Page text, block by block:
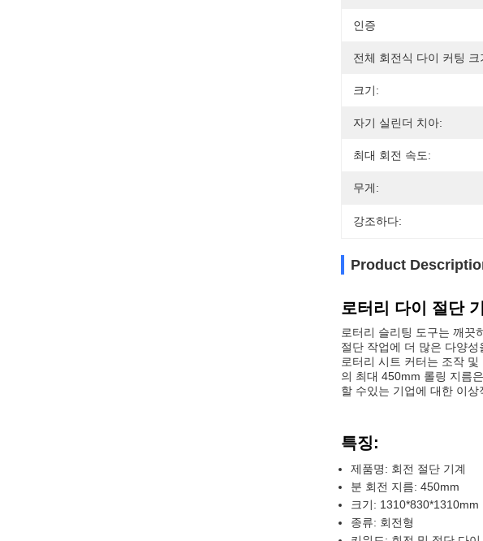
인증
전체 회전식 다이 커팅 크
크기:
자기 실린더 치아:
최대 회전 속도:
무게:
강조하다:
Product
로터리 다이 절단
로터리 슬리팅 도구는 깨끗
절단 작업에 더 많은 다양
로터리 시트 커터는 조작
의 최대 450mm 롤링 지름
할 수있는 기업에 대한 이상
특징:
제품명: 회전 절단 기계
분 회전 지름: 450mm
크기: 1310*830*1310mm
종류: 회전형